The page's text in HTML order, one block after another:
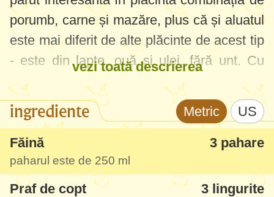
porumb, carne și mazăre, plus că și aluatul
este mai diferit de alte plăcinte de acest tip
- este din lapte, ouă și ulei, fără unt. Cu
siguranță am s-o mai fac pentru familie (a
mâncat-o și fetița mea cu mare plăcere),
puteți încerca și aceeași umplutură cu
aluatul de la
Plăcintă cu carne de pui.
vezi toată descrierea
ingrediente Metric US
Făină 3 pahare
paharul este de 250 ml
Praf de copt 3 lingurite